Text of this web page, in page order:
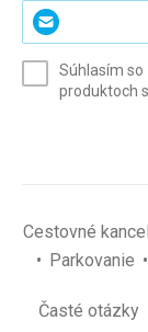
Zadajte
svoj
(povinné)
Súhlasím
produktoch
Cestovné
Parkovanie
Časté otázky